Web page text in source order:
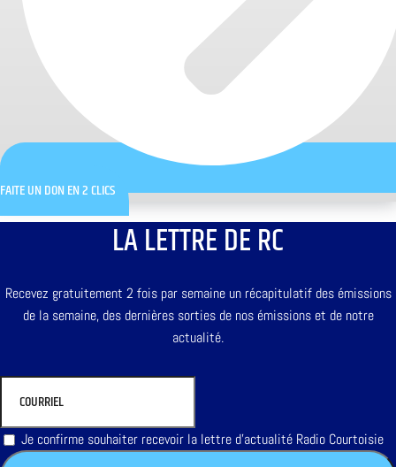
FAITE UN DON EN 2 CLICS
LA LETTRE DE RC
Recevez gratuitement 2 fois par semaine un récapitulatif des émissions
de la semaine, des dernières sorties de nos émissions et de notre
actualité.
Je confirme souhaiter recevoir la lettre d'actualité Radio Courtoisie